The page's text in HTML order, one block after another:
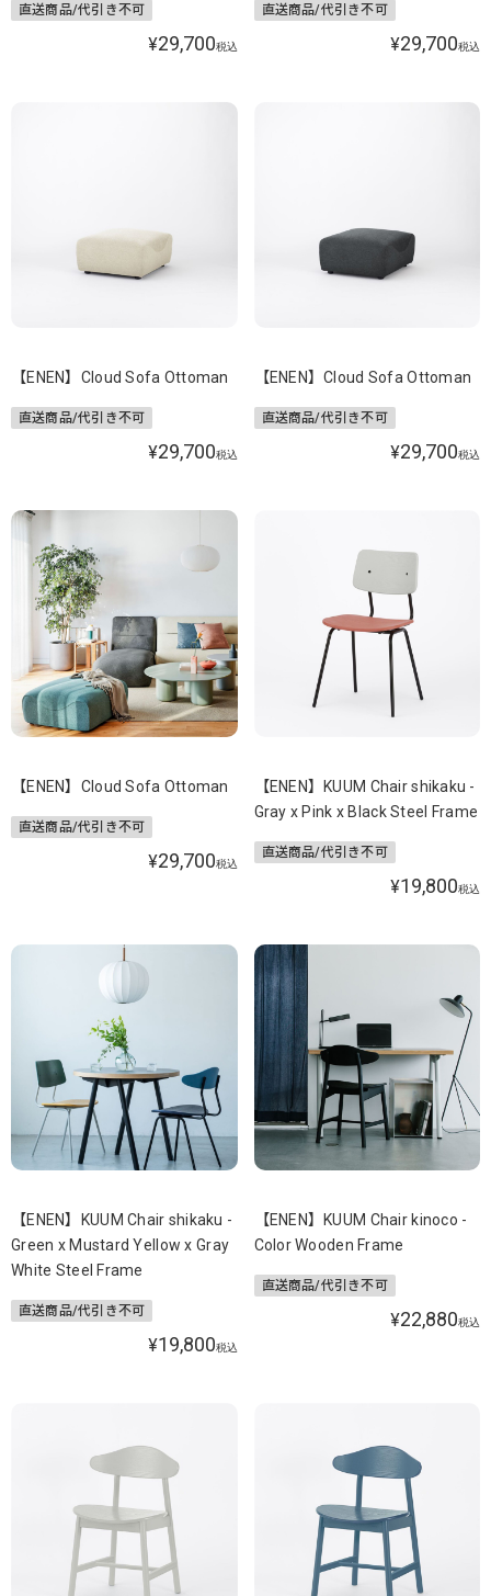
直送商品/代引き不可
¥29,700税込
直送商品/代引き不可
¥29,700税込
【ENEN】Cloud Sofa Ottoman
直送商品/代引き不可
¥29,700税込
【ENEN】Cloud Sofa Ottoman
直送商品/代引き不可
¥29,700税込
【ENEN】Cloud Sofa Ottoman
直送商品/代引き不可
¥29,700税込
【ENEN】KUUM Chair shikaku -
Gray x Pink x Black Steel Frame
直送商品/代引き不可
¥19,800税込
【ENEN】KUUM Chair shikaku -
Green x Mustard Yellow x Gray
White Steel Frame
直送商品/代引き不可
¥19,800税込
【ENEN】KUUM Chair kinoco -
Color Wooden Frame
直送商品/代引き不可
¥22,880税込